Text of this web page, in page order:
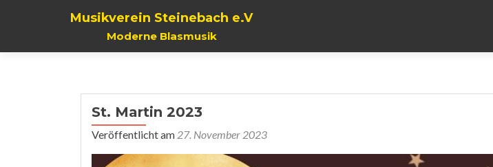
Musikverein Steinebach e.V
Moderne Blasmusik
St. Martin 2023
Veröffentlicht am 27. November 2023